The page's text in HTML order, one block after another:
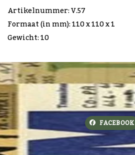
Artikelnummer: V.57
Formaat (in mm): 110 x 110 x 1
Gewicht: 10
FACEBOOK